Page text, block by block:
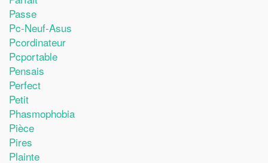
Passe
Pc-Neuf-Asus
Pcordinateur
Pcportable
Pensais
Perfect
Petit
Phasmophobia
Pièce
Pires
Plainte